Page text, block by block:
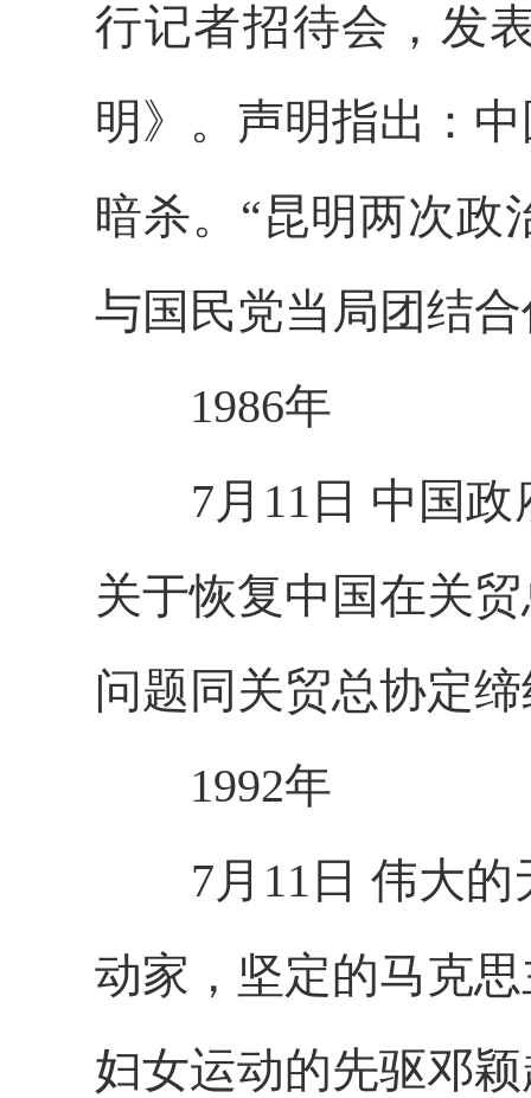
行记者招待会，发
明》。声明指出：
暗杀。“昆明两次政
与国民党当局团结
1986年
7月11日 中国政
关于恢复中国在关
问题同关贸总协定
1992年
7月11日 伟大的
动家，坚定的马克
妇女运动的先驱邓